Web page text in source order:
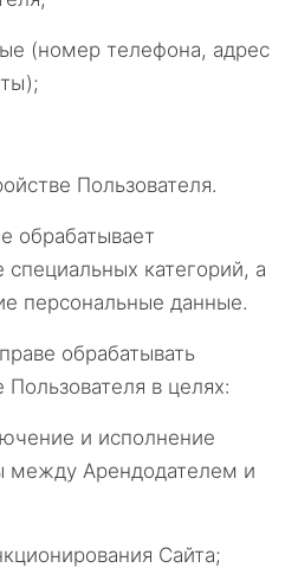
(номер телефона, адрес
Пользователя.
обрабатывает
категорий, а
персональные данные.
обрабатывать
в целях:
и исполнение
между Арендодателем и
Сайта;